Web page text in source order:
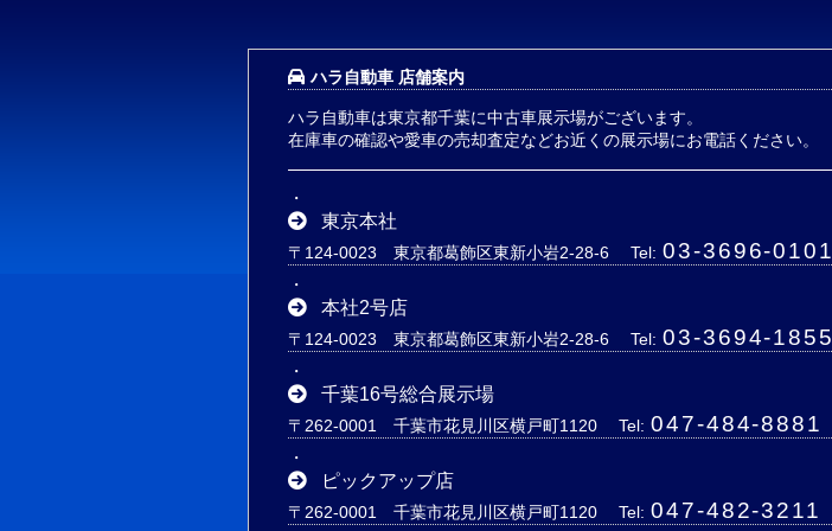
ハラ自動車 店舗案内
ハラ自動車は東京都千葉に中古車展示場がございます。
在庫車の確認や愛車の売却査定などお近くの展示場にお電話ください。
東京本社
〒124-0023 東京都葛飾区東新小岩2-28-6 Tel: 03-3696-0101
本社2号店
〒124-0023 東京都葛飾区東新小岩2-28-6 Tel: 03-3694-1855
千葉16号総合展示場
〒262-0001 千葉市花見川区横戸町1120 Tel: 047-484-8881
ピックアップ店
〒262-0001 千葉市花見川区横戸町1120 Tel: 047-482-3211